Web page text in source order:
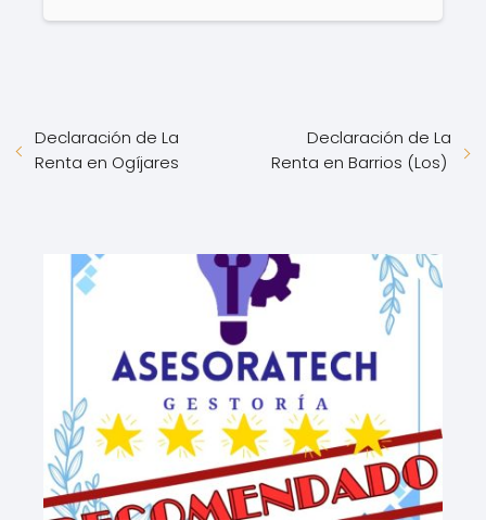
Declaración de La
Renta en Ogíjares
Declaración de La
Renta en Barrios (Los)